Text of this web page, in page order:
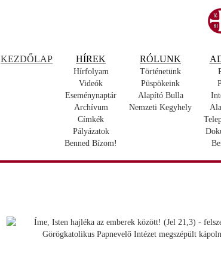
KEZDŐLAP HÍREK
Hírfolyam
Videók
Eseménynaptár
Archívum
Címkék
Pályázatok
Benned Bízom!
RÓLUNK
Történetünk
Püspökeink
Alapító Bulla
Nemzeti Kegyhely